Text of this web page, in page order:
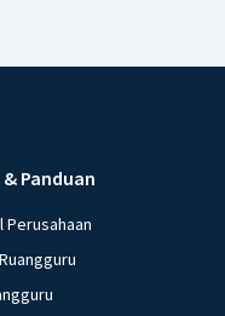
Panduan
Perusahaan